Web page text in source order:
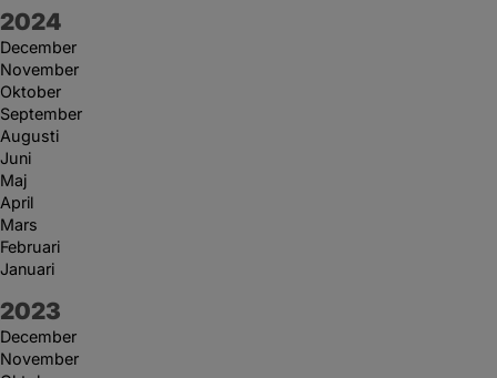
År:
2024
December
November
Oktober
September
Augusti
Juni
Maj
April
Mars
Februari
Januari
År:
2023
December
November